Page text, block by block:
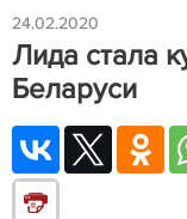
24.02.2020
Лида стала
Беларуси